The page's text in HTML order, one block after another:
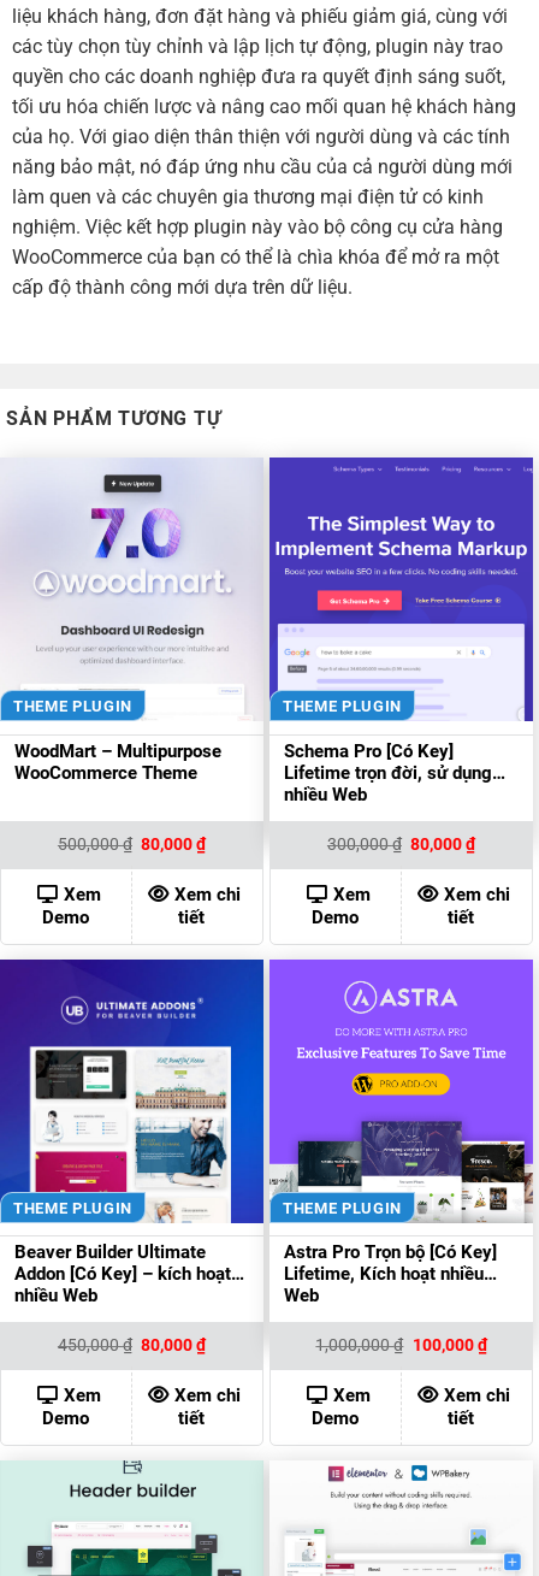
liệu khách hàng, đơn đặt hàng và phiếu giảm giá, cùng với
các tùy chọn tùy chỉnh và lập lịch tự động, plugin này trao
quyền cho các doanh nghiệp đưa ra quyết định sáng suốt,
tối ưu hóa chiến lược và nâng cao mối quan hệ khách hàng
của họ. Với giao diện thân thiện với người dùng và các tính
năng bảo mật, nó đáp ứng nhu cầu của cả người dùng mới
làm quen và các chuyên gia thương mại điện tử có kinh
nghiệm. Việc kết hợp plugin này vào bộ công cụ cửa hàng
WooCommerce của bạn có thể là chìa khóa để mở ra một
cấp độ thành công mới dựa trên dữ liệu.
SẢN PHẨM TƯƠNG TỰ
THEME PLUGIN
WoodMart – Multipurpose
WooCommerce Theme
500,000₫ Giá
gốc
là:
500,000 ₫.
80,000₫Giá
hiện
tại
là:
80,000 ₫.
Xem
Demo
Xem chi
tiết
THEME PLUGIN
Schema Pro [Có Key]
Lifetime trọn đời, sử dụng
nhiều Web
300,000₫ Giá
gốc
là:
300,000 ₫.
80,000₫Giá
hiện
tại
là:
80,000
Xem
Demo
Xem chi
tiết
THEME PLUGIN
Beaver Builder Ultimate
Addon [Có Key] – kích hoạt
nhiều Web
450,000₫ Giá
gốc
là:
450,000 ₫.
80,000₫Giá
hiện
tại
là:
80,000 ₫.
Xem
Demo
Xem chi
tiết
THEME PLUGIN
Astra Pro Trọn bộ [Có Key]
Lifetime, Kích hoạt nhiều
Web
1,000,000₫ Giá
là:
1,000,000 ₫.
100,000₫Giá
hiện
tại
là:
Xem
Demo
Xem chi
tiết